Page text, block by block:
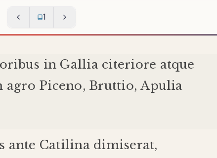
1
in Gallia citeriore atque
agro Piceno, Bruttio,Apulia
ante Catilina dimiserat,